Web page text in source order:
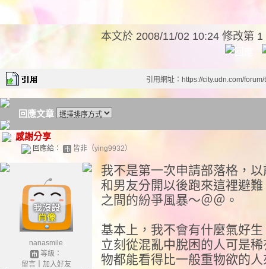
本文於 2008/11/02 10:24 修改第 1
引用網址：https://city.udn.com/
回應文章
感謝分享
回應給： 皆非（ying9932）
nanasmile
等級：
留言｜ 加入好友
我不是第一次申請部落格，
和男友分開以後跑來這裡避
之間的紛爭風暴～＠＠。
基本上，我不會有什麼氣好
立刻從混亂中脫困的人可是
物都能看得比一般重物欲的